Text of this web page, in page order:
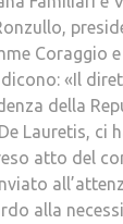
Coraggio
dicono: «Il
della
Lauretis, ci
atto del
alla